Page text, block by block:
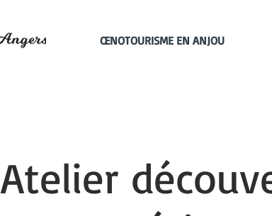
ŒNOTOURISME EN ANJOU
Atelier